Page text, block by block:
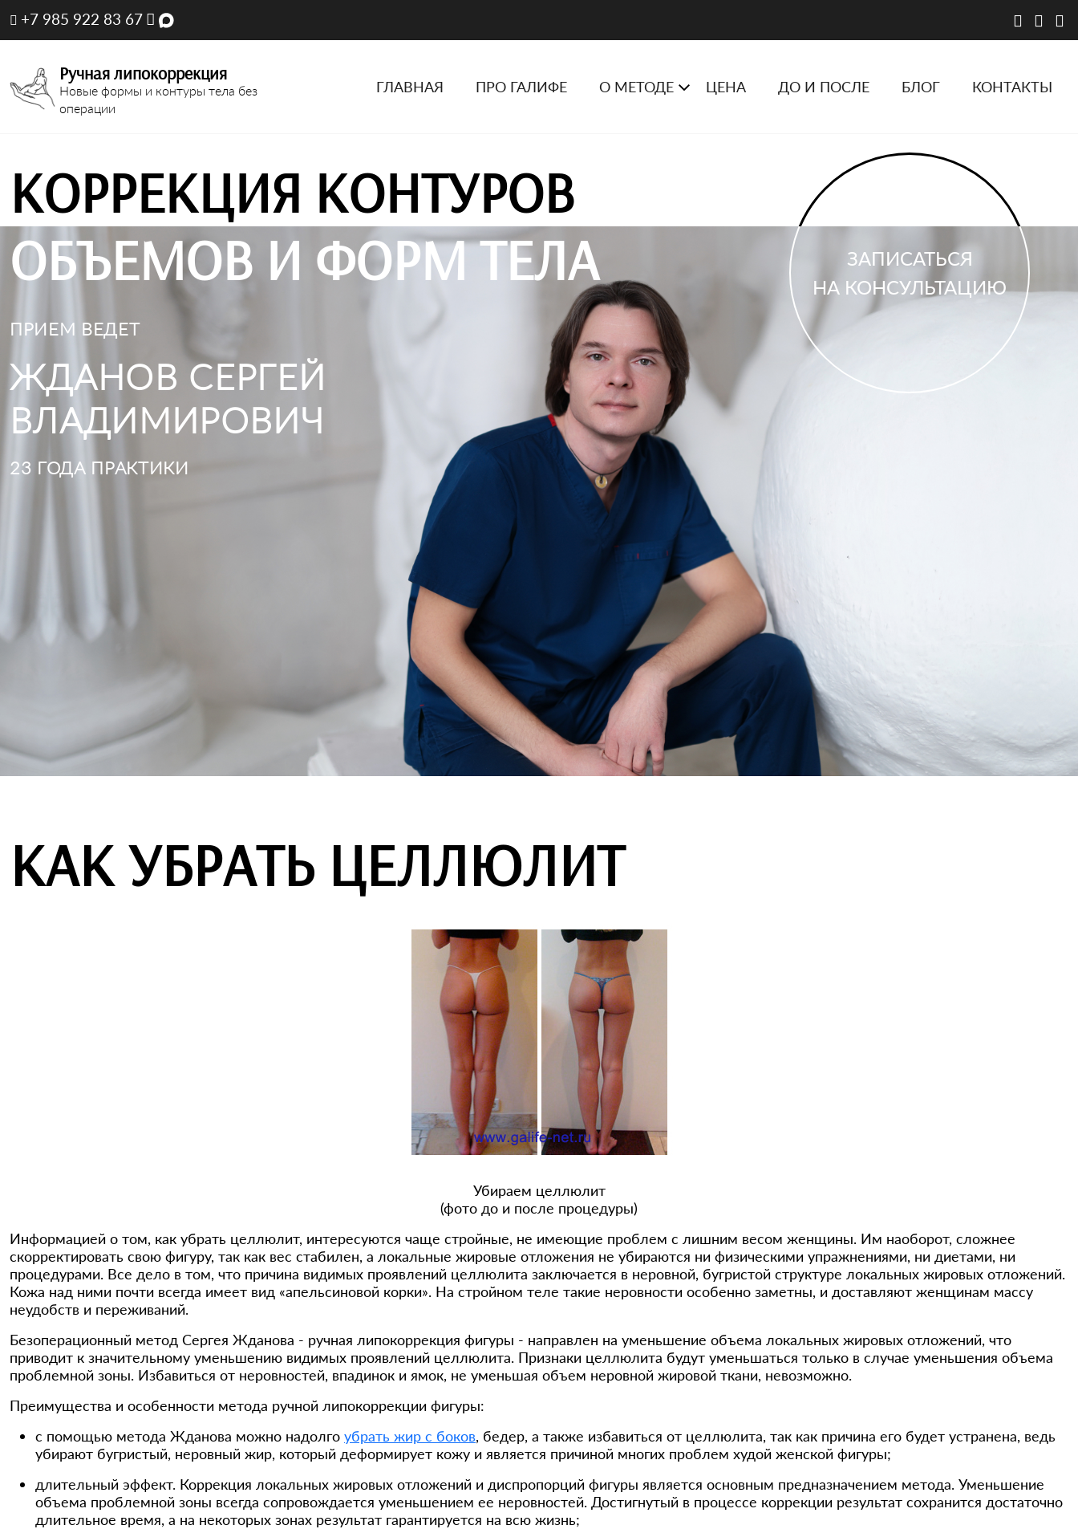
+7 985 922 83 67
Ручная липокоррекция
Новые формы и контуры тела без
операции
ГЛАВНАЯ ПРО ГАЛИФЕ О МЕТОДЕ ЦЕНА ДО И ПОСЛЕ БЛОГ КОНТАКТЫ
КОРРЕКЦИЯ КОНТУРОВ
ОБЪЕМОВ И ФОРМ ТЕЛА
ПРИЕМ ВЕДЕТ
ЖДАНОВ СЕРГЕЙ
ВЛАДИМИРОВИЧ
23 ГОДА ПРАКТИКИ
ЗАПИСАТЬСЯ
НА КОНСУЛЬТАЦИЮ
КАК УБРАТЬ ЦЕЛЛЮЛИТ
Убираем целлюлит
(фото до и после процедуры)
Информацией о том, как убрать целлюлит, интересуются чаще стройные, не имеющие проблем с лишним весом женщины. Им наоборот, сложнее
скорректировать свою фигуру, так как вес стабилен, а локальные жировые отложения не убираются ни физическими упражнениями, ни диетами, ни
процедурами. Все дело в том, что причина видимых проявлений целлюлита заключается в неровной, бугристой структуре локальных жировых отложений.
Кожа над ними почти всегда имеет вид «апельсиновой корки». На стройном теле такие неровности особенно заметны, и доставляют женщинам массу
неудобств и переживаний.
Безоперационный метод Сергея Жданова - ручная липокоррекция фигуры - направлен на уменьшение объема локальных жировых отложений, что
приводит к значительному уменьшению видимых проявлений целлюлита. Признаки целлюлита будут уменьшаться только в случае уменьшения объема
проблемной зоны. Избавиться от неровностей, впадинок и ямок, не уменьшая объем неровной жировой ткани, невозможно.
Преимущества и особенности метода ручной липокоррекции фигуры:
с помощью метода Жданова можно надолго убрать жир с боков, бедер, а также избавиться от целлюлита, так как причина его будет устранена, ведь
убирают бугристый, неровный жир, который деформирует кожу и является причиной многих проблем худой женской фигуры;
длительный эффект. Коррекция локальных жировых отложений и диспропорций фигуры является основным предназначением метода. Уменьшение
объема проблемной зоны всегда сопровождается уменьшением ее неровностей. Достигнутый в процессе коррекции результат сохранится достаточно
длительное время, а на некоторых зонах результат гарантируется на всю жизнь;